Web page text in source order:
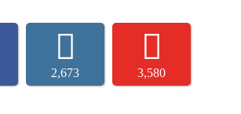
2,673 3,580